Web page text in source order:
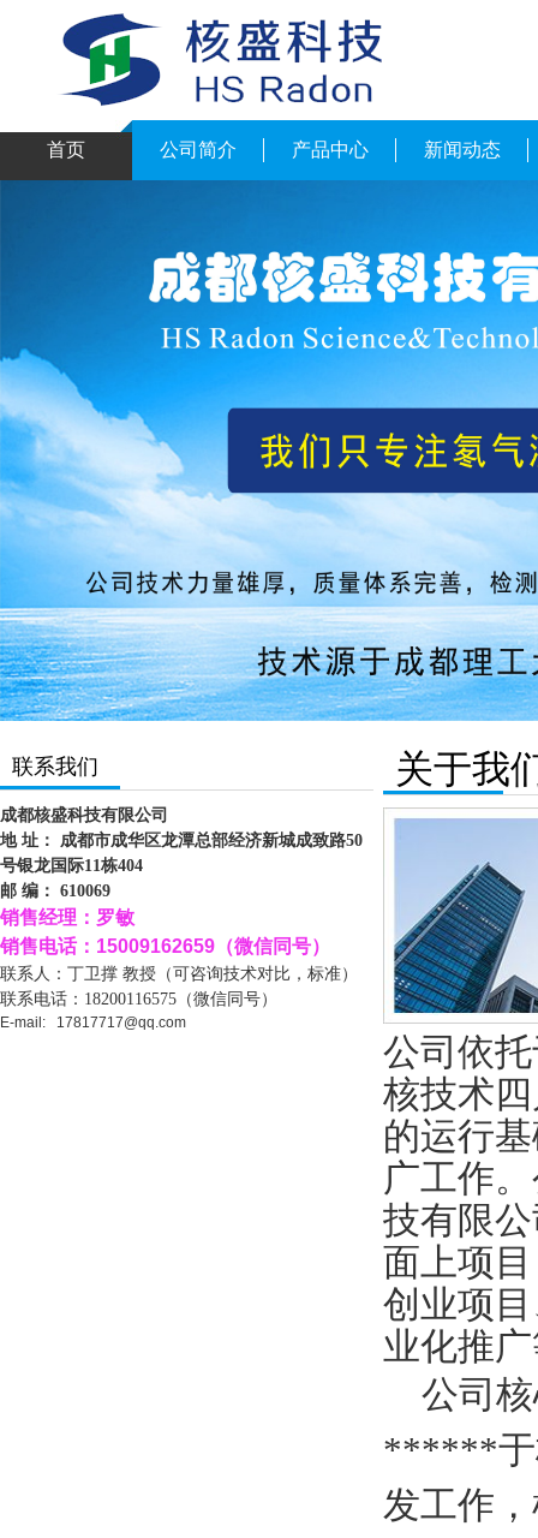
首页 公司简介 产品中心 新闻动态
联系我们
成都核盛科技有限公司
地 址： 成都市成华区龙潭总部经济新城成致路50
号银龙国际11栋404
邮 编： 610069
销售经理：罗敏
销售电话：15009162659（微信同号）
联系人： 丁卫撑 教授（可咨询技术对比，标准）
联系电话： 18200116575（微信同号）
E-mail: 17817717@qq.com
关于我
公司依
核技术
的运行
广工作
技有限
面上项
创业项
业化推
公司核
******于
发工作